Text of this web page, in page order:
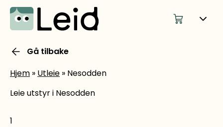
Gå tilbake
Hjem » Utleie » Nesodden
Leie utstyr i Nesodden
1